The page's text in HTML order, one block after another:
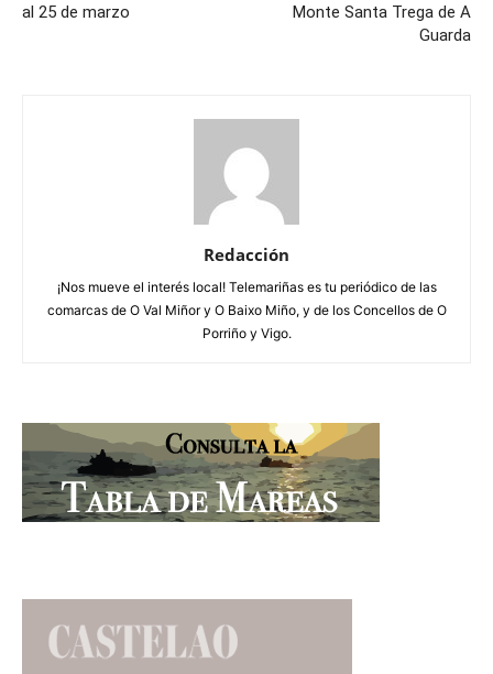
al 25 de marzo
Monte Santa Trega de A
Guarda
Redacción
¡Nos mueve el interés local! Telemariñas es tu periódico de las
comarcas de O Val Miñor y O Baixo Miño, y de los Concellos de O
Porriño y Vigo.